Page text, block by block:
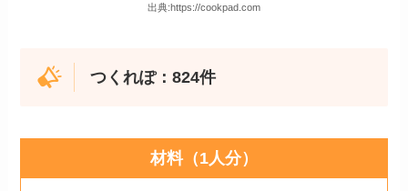
出典:https://cookpad.com
つくれぽ：824件
材料（1人分）